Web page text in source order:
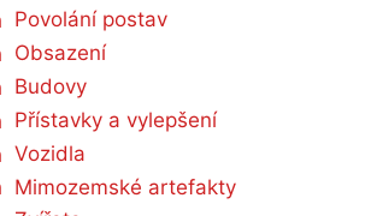
Povolání postav
Obsazení
Budovy
Přístavky a vylepšení
Vozidla
Mimozemské artefakty